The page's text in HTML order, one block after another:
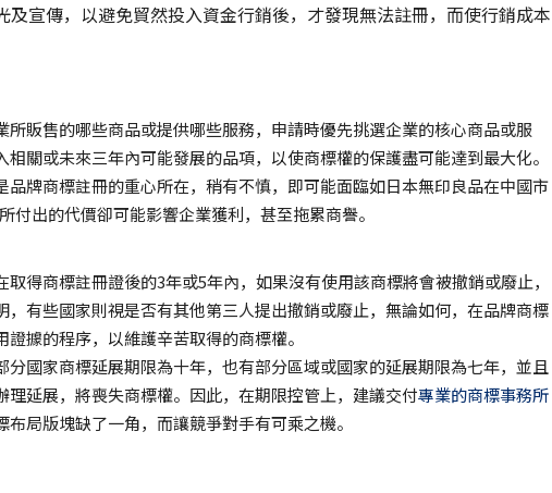
宣傳，以避免貿然投入資金行銷後，才發現無法註冊，而使行銷成本
販售的哪些商品或提供哪些服務，申請時優先挑選企業的核心商品或服
關或未來三年內可能發展的品項，以使商標權的保護盡可能達到最大化。
牌商標註冊的重心所在，稍有不慎，即可能面臨如日本無印良品在中國市
付出的代價卻可能影響企業獲利，甚至拖累商譽。
得商標註冊證後的3年或5年內，如果沒有使用該商標將會被撤銷或廢止，
有些國家則視是否有其他第三人提出撤銷或廢止，無論如何，在品牌商標
據的程序，以維護辛苦取得的商標權。
國家商標延展期限為十年，也有部分區域或國家的延展期限為七年，並且
延展，將喪失商標權。因此，在期限控管上，建議交付專業的商標事務所
局版塊缺了一角，而讓競爭對手有可乘之機。